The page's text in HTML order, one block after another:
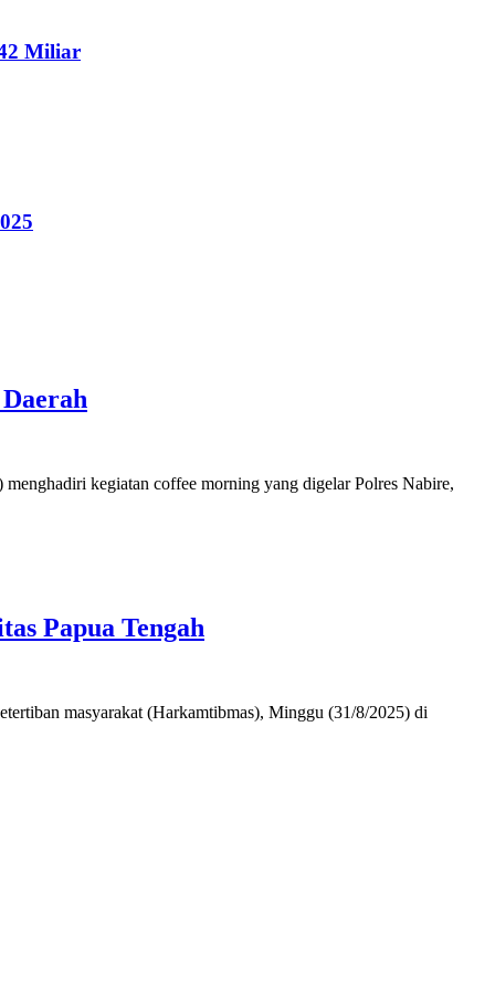
Miliar
kegiatan coffee morning yang digelar Polres Nabire,
Papua Tengah
masyarakat (Harkamtibmas), Minggu (31/8/2025) di